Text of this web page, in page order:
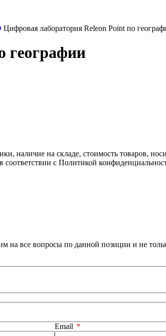
Цифровая лаборатория Releon Point по
географии
наличие на складе, стоимость товаров,
соответствии с Политикой
на все вопросы по данной позиции и не
Email